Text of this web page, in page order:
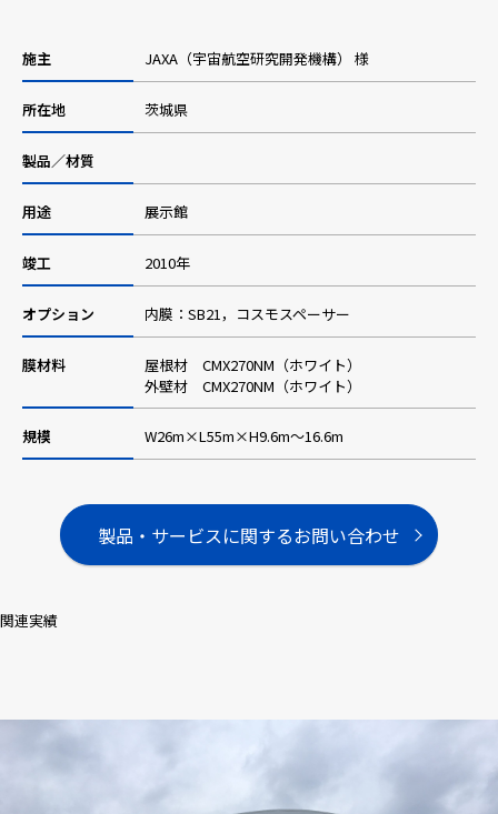
採用情報
ニュース
メニューを閉じる
施主 JAXA（宇宙航空研究開発機構） 様
所在地 茨城県
製品／材質
用途 展示館
竣工 2010年
オプション 内膜：SB21，コスモスペーサー
膜材料
屋根材 CMX270NM（ホワイト）
外壁材 CMX270NM（ホワイト）
規模 W26m×L55m×H9.6m～16.6m
製品・サービスに関するお問い合わせ
関連実績